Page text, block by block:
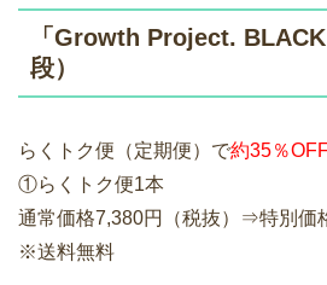
「Growth Project.
段）
らくトク便（定期便）で約35％
①らくトク便1本
通常価格7,380円（税抜）⇒特別価
※送料無料